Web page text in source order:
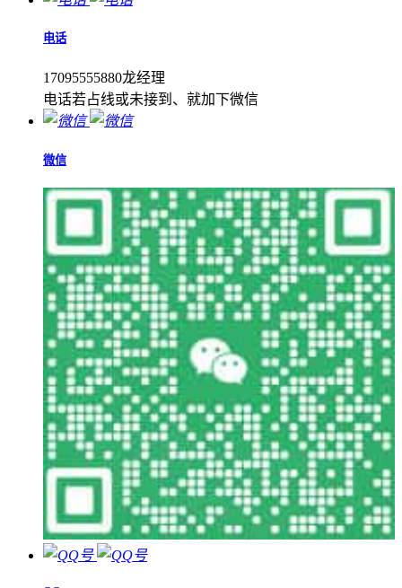
电话
17095555880龙经理
电话若占线或未接到、就加下微信
微信